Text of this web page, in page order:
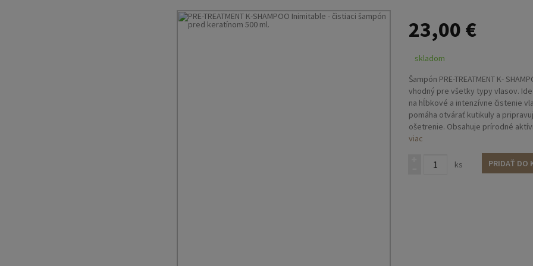
23,00 €
skladom
Šampón PRE-TREATMENT K-
vhodný pre všetky typy vlasov.
na hĺbkové a intenzívne čistenie
pomáha otvárať kutikuly a
ošetrenie. Obsahuje prírodné
rastliny amarantu, ako je Ama-olej a
skutočne silný účinok proti
zložka je bohatá na flavonoidy a
viac
ks PRIDAŤ DO